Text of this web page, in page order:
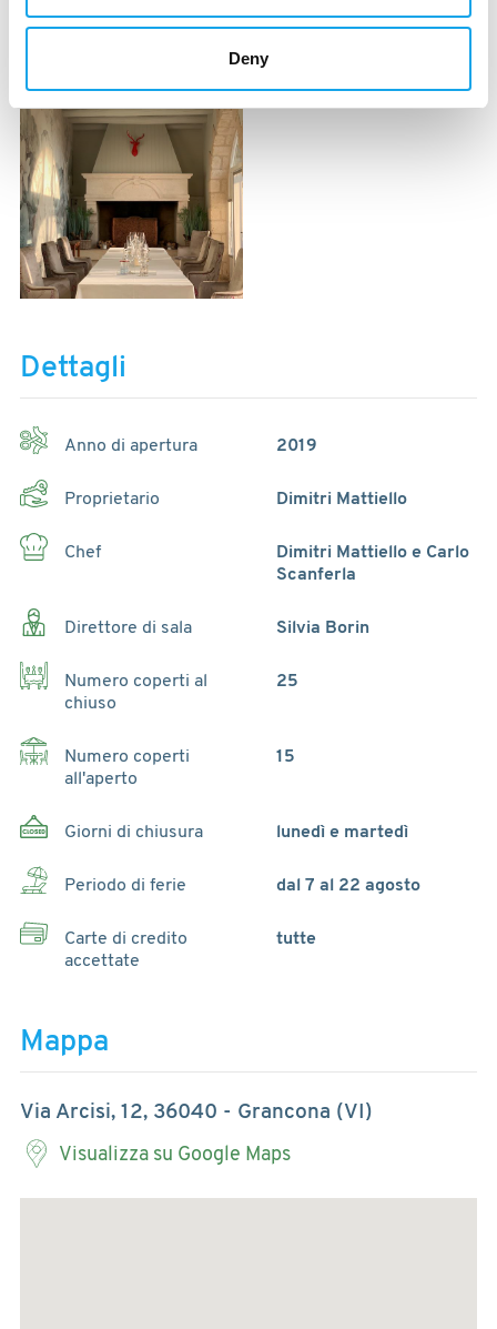
Deny
Dettagli
Anno di apertura 2019
Proprietario Dimitri Mattiello
Chef
Dimitri Mattiello e Carlo
Scanferla
Direttore di sala Silvia Borin
Numero coperti al
chiuso
25
Numero coperti
all'aperto
15
Giorni di chiusura lunedì e martedì
Periodo di ferie dal 7 al 22 agosto
Carte di credito
accettate
tutte
Mappa
Via Arcisi, 12, 36040 - Grancona (VI)
Visualizza su Google Maps